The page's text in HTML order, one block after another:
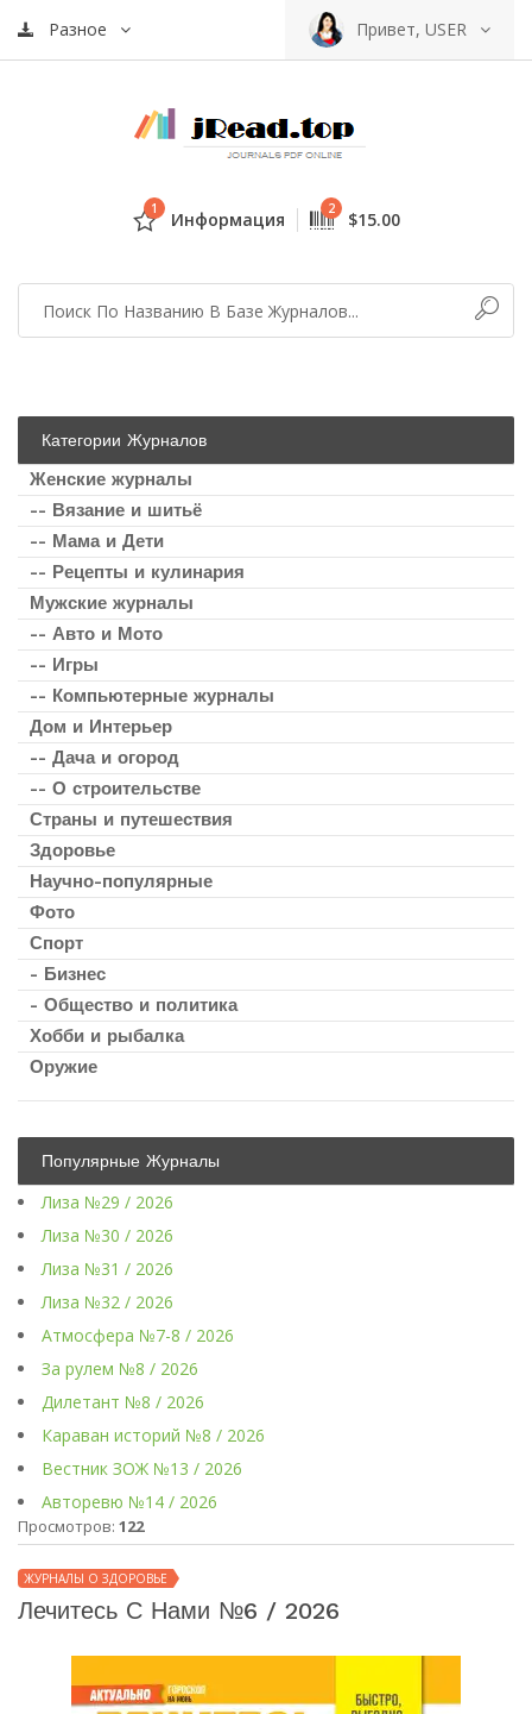
Разное Привет, USER
1 Информация 2 $15.00
Категории Журналов
Женские журналы
-- Вязание и шитьё
-- Мама и Дети
-- Рецепты и кулинария
Мужские журналы
-- Авто и Мото
-- Игры
-- Компьютерные журналы
Дом и Интерьер
-- Дача и огород
-- О строительстве
Страны и путешествия
Здоровье
Научно-популярные
Фото
Спорт
- Бизнес
- Общество и политика
Хобби и рыбалка
Оружие
Популярные Журналы
Лиза №29 / 2026
Лиза №30 / 2026
Лиза №31 / 2026
Лиза №32 / 2026
Атмосфера №7-8 / 2026
За рулем №8 / 2026
Дилетант №8 / 2026
Караван историй №8 / 2026
Вестник ЗОЖ №13 / 2026
Авторевю №14 / 2026
Просмотров: 122
ЖУРНАЛЫ О ЗДОРОВЬЕ
Лечитесь С Нами №6 / 2026